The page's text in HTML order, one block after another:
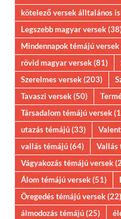
kötelező versek álltalános
Legszebb magyar versek
Mindennapok témájú versek
rövid magyar versek(81)
Szerelmes versek(203)
Tavaszi versek(50)
Társadalom témájú versek
utazás témájú(33)
vallás témájú(64) Vallás
Vágyakozás témájú versek
Álom témájú versek(51)
Öregedés témájú versek(22)
álmodozás témájú(25)